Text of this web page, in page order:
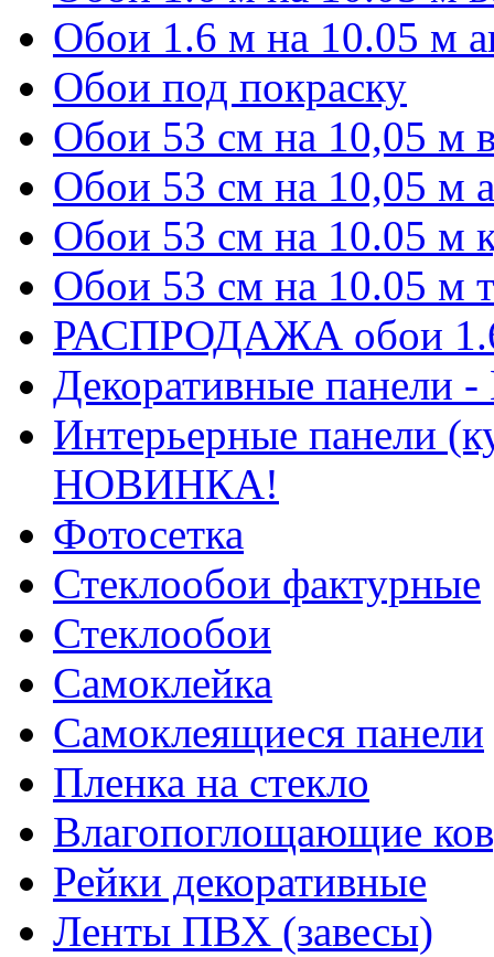
Обои 1.6 м на 10.05 м
Обои под покраску
Обои 53 см на 10,05 м
Обои 53 см на 10,05 м
Обои 53 см на 10.05 м
Обои 53 см на 10.05 м
РАСПРОДАЖА обои
Декоративные
Интерьерные панели
НОВИНКА!
Фотосетка
Стеклообои фактурные
Стеклообои
Самоклейка
Самоклеящиеся панели
Пленка на стекло
Влагопоглощающие
Рейки декоративные
Ленты ПВХ (завесы)